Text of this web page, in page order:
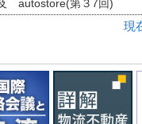
autostore(第３7回)
現